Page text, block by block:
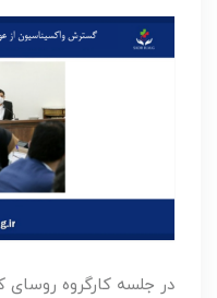
در جلسه کارگروه